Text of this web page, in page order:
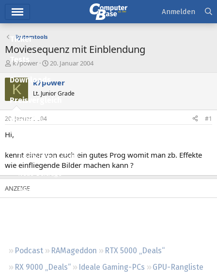
Ticker
Tests
Downloads
Preisvergleich
Forum
Aktuelles
Empfohlene Inhalte
Neue Beiträge
Neueste Aktivitäten
Podcast RAMageddon
RTX 5000 „Deals“
RX 9000 „Deals“
Ideale Gaming-PCs
GPU-Rangliste
Anmelden
Systemtools
Moviesequenz mit Einblendung
E
s
e
e
k7power
E
s
t
e
t
20. Januar 2004
K k7power
Lt. Junior Grade
20. Januar 2004 #1
Hi,
kennt einer von euch ein gutes Prog womit man zb. Effekte
wie einfliegende Bilder machen kann ?